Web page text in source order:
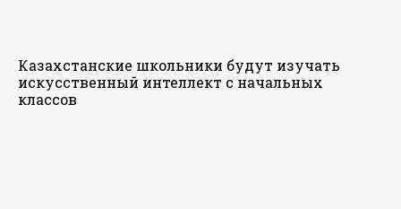
Казахстанские школьники будут изучать
искусственный интеллект с начальных
классов